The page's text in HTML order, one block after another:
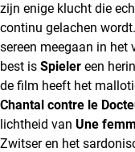
zijn enige klucht die
continu gelachen
sereen meegaan in het
best is Spieler een
de film heeft het
Chantal contre le
lichtheid van Une
Zwitser en het